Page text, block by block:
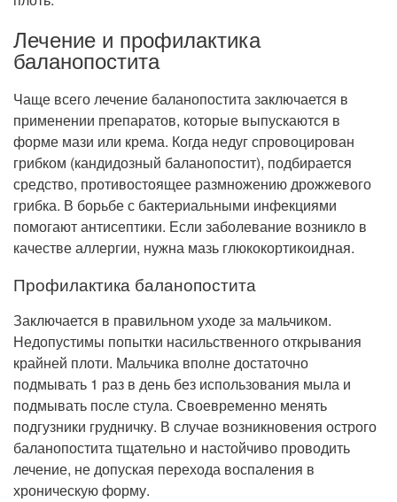
Лечение и профилактика
баланопостита
Чаще всего лечение баланопостита заключается в
применении препаратов, которые выпускаются в
форме мази или крема. Когда недуг спровоцирован
грибком (кандидозный баланопостит), подбирается
средство, противостоящее размножению дрожжевого
грибка. В борьбе с бактериальными инфекциями
помогают антисептики. Если заболевание возникло в
качестве аллергии, нужна мазь глюкокортикоидная.
Профилактика баланопостита
Заключается в правильном уходе за мальчиком.
Недопустимы попытки насильственного открывания
крайней плоти. Мальчика вполне достаточно
подмывать 1 раз в день без использования мыла и
подмывать после стула. Своевременно менять
подгузники грудничку. В случае возникновения острого
баланопостита тщательно и настойчиво проводить
лечение, не допуская перехода воспаления в
хроническую форму.